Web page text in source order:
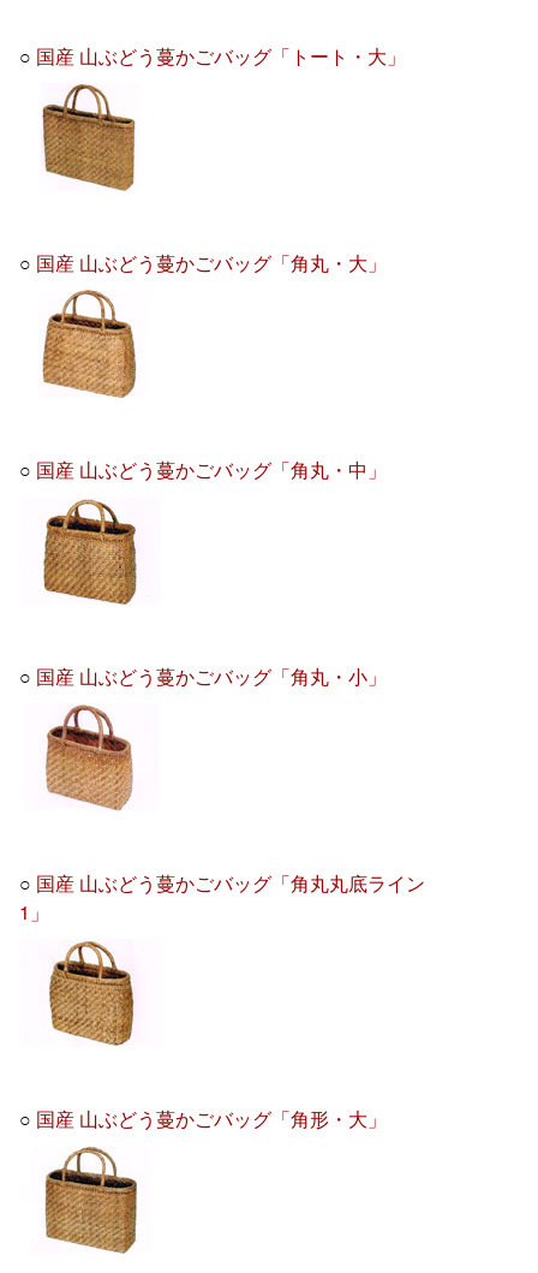
○ 国産 山ぶどう蔓かごバッグ「トート・大」
○ 国産 山ぶどう蔓かごバッグ「角丸・大」
○ 国産 山ぶどう蔓かごバッグ「角丸・中」
○ 国産 山ぶどう蔓かごバッグ「角丸・小」
○ 国産 山ぶどう蔓かごバッグ「角丸丸底ライン
1」
○ 国産 山ぶどう蔓かごバッグ「角形・大」